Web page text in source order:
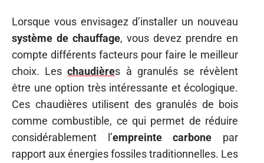
Lorsque vous envisagez d’installer un nouveau
système de chauffage, vous devez prendre en
compte différents facteurs pour faire le meilleur
choix. Leschaudières à granulés se révèlent
être une option très intéressante et écologique.
Ces chaudières utilisent des granulés de bois
comme combustible, ce qui permet de réduire
considérablement l’empreinte carbone par
rapport aux énergies fossiles traditionnelles. Les